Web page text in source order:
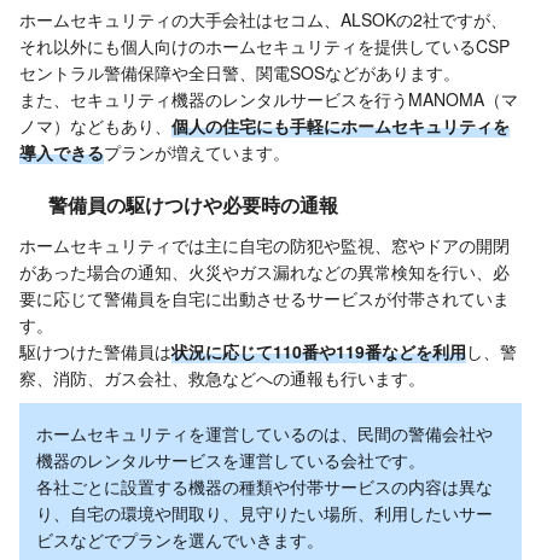
ホームセキュリティの大手会社はセコム、ALSOKの2社ですが、
それ以外にも個人向けのホームセキュリティを提供しているCSP
セントラル警備保障や全日警、関電SOSなどがあります。
また、セキュリティ機器のレンタルサービスを行うMANOMA（マ
ノマ）などもあり、 個人の住宅にも手軽にホームセキュリティを
導入できるプランが増えています。
警備員の駆けつけや必要時の通報
ホームセキュリティでは主に自宅の防犯や監視、窓やドアの開閉
があった場合の通知、火災やガス漏れなどの異常検知を行い、必
要に応じて警備員を自宅に出動させるサービスが付帯されていま
す。
駆けつけた警備員は状況に応じて110番や119番などを利用し、警
察、消防、ガス会社、救急などへの通報も行います。
ホームセキュリティを運営しているのは、民間の警備会社や
機器のレンタルサービスを運営している会社です。
各社ごとに設置する機器の種類や付帯サービスの内容は異な
り、自宅の環境や間取り、見守りたい場所、利用したいサー
ビスなどでプランを選んでいきます。